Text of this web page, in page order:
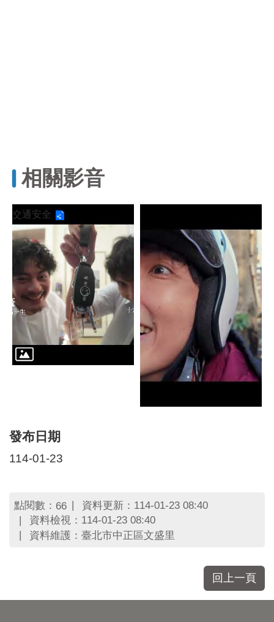
相關影音
交通安全
發布日期
114-01-23
點閱數： 66
資料更新：114-01-23 08:40
資料檢視：114-01-23 08:40
資料維護：臺北市中正區文盛里
回上一頁